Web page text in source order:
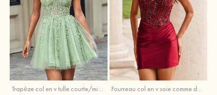
Trapèze col en v tulle courte/mini robe de fête de la rentrée avec perles Fourreau col en v soie comme du satin courte/mini robe de fête de la rentrée avec paillettes